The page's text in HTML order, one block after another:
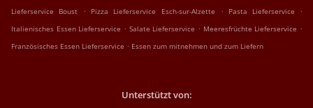
Lieferservice Boust
. Pizza Lieferservice Esch-sur-Alzette . Pasta Lieferservice .
Italienisches Essen Lieferservice . Salate Lieferservice . Meeresfrüchte Lieferservice .
Französisches Essen Lieferservice . Essen zum mitnehmen und zum Liefern
Unterstützt von: